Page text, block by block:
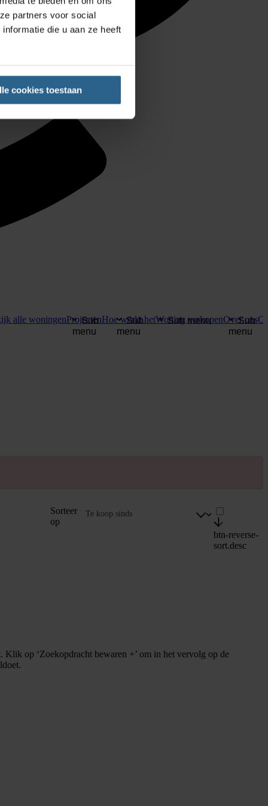
partners voor social
die u aan ze heeft
cookies toestaan
alle woningenProjecten
Sub
menu
Hoe werkt het
Sub
menu
Woning verkopen
Sub menu Over ons
Sub
menu
Sorteer
op
btn-reverse-
sort.desc
Klik op ‘Zoekopdracht bewaren +’ om in het vervolg op de